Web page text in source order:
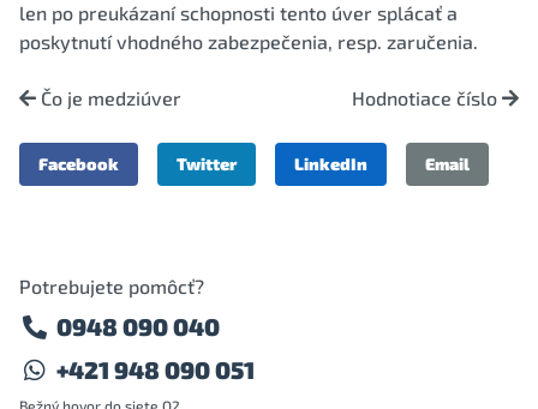
len po preukázaní schopnosti tento úver splácať a
poskytnutí vhodného zabezpečenia, resp. zaručenia.
Čo je medziúver Hodnotiace číslo
Facebook Twitter LinkedIn Email
Potrebujete pomôcť?
0948 090 040
+421 948 090 051
Bežný hovor do siete O2